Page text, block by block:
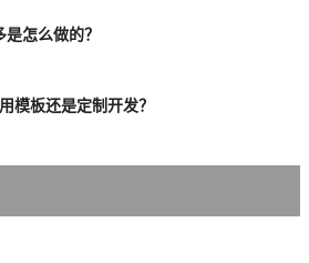
怎么做的？
模板还是定制开发？